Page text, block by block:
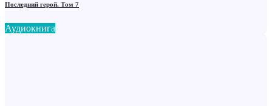
Последний герой. Том 7
Аудиокнига